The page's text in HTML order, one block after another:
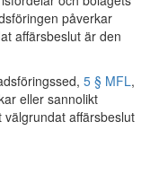
påverkar
affärsbeslut är den
5 § MFL,
eller sannolikt
affärsbeslut